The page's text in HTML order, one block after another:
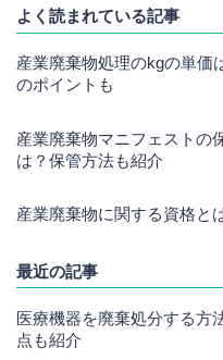
よく読まれている記事
産業廃棄物処理のkgの単価
のポイントも
産業廃棄物マニフェストの
は？保管方法も紹介
産業廃棄物に関する資格と
最近の記事
医療機器を廃棄処分する方
点も紹介